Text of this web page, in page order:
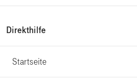
Direkthilfe
Startseite